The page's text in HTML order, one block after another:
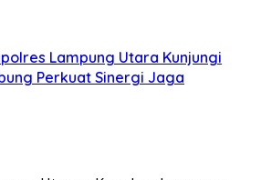
Lampung Utara Kunjungi
Perkuat Sinergi Jaga